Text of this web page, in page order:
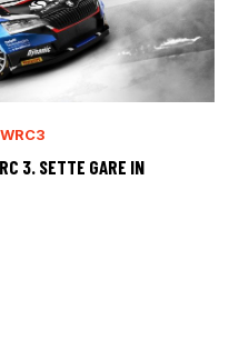
WRC3
3. SETTE GARE IN